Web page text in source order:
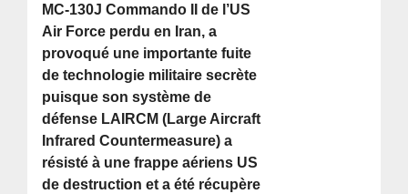
MC-130J Commando II de l’US
Air Force perdu en Iran, a
provoqué une importante fuite
de technologie militaire secrète
puisque son système de
défense LAIRCM (Large Aircraft
Infrared Countermeasure) a
résisté à une frappe aériens US
de destruction et a été récupère